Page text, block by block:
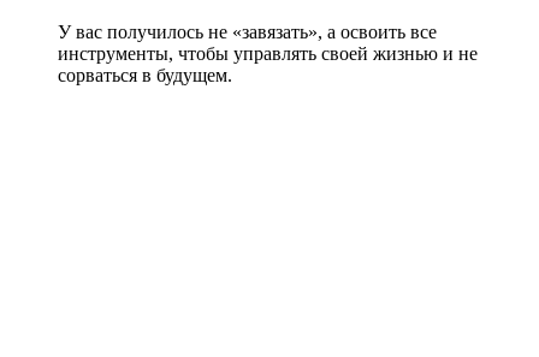
У вас получилось не «завязать», а освоить все
инструменты, чтобы управлять своей жизнью и не
сорваться в будущем.